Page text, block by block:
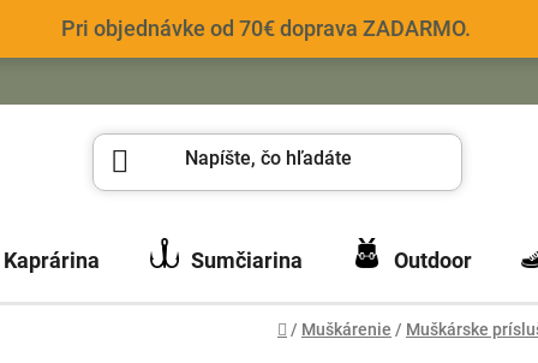
Pri objednávke od 70€ doprava ZADARMO.
Kaprárina Sumčiarina Outdoor
Domov
/ Muškárenie / Muškárske